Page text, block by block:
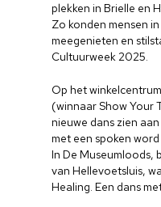
plekken in Brielle en
Zo konden mensen
meegenieten en
Cultuurweek 2025.
Op het
(winnaar Show Your
nieuwe dans zien
met een spoken
In De Museumloods,
van Hellevoetsluis,
Healing. Een dans